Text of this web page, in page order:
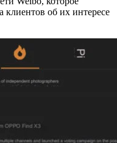
об их интересе